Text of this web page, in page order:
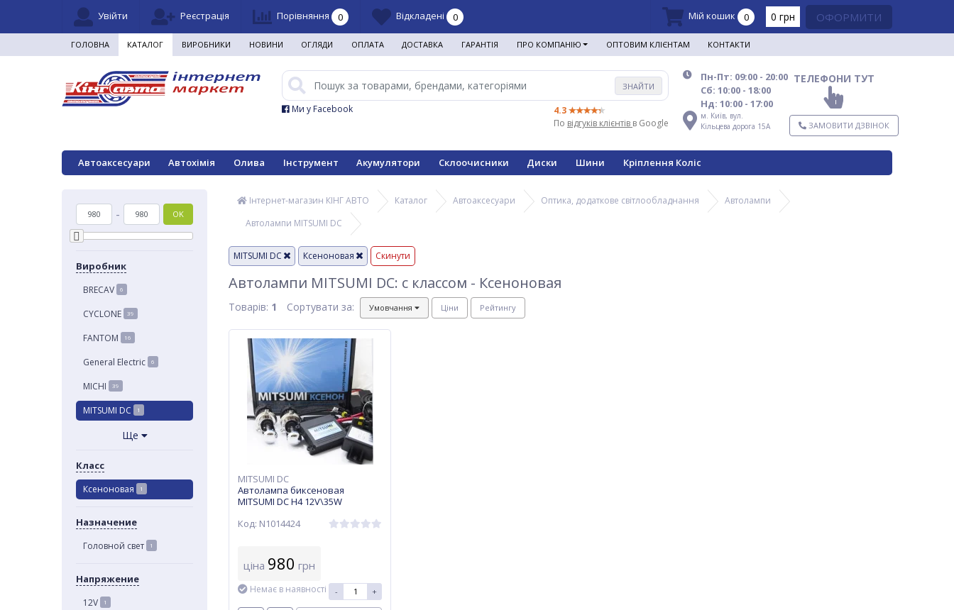
Увійти Реєстрація Порівняння 0 Відкладені 0 Мій кошик 0 0 грн ОФОРМИТИ
ГОЛОВНА КАТАЛОГ ВИРОБНИКИ НОВИНИ ОГЛЯДИ ОПЛАТА ДОСТАВКА ГАРАНТІЯ ПРО КОМПАНІЮ ОПТОВИМ КЛІЄНТАМ КОНТАКТИ
ЗНАЙТИ
4.3
По відгуків клієнтів в Google
Ми у Facebook
Пн-Пт: 09:00 - 20:00
Сб: 10:00 - 18:00
Нд: 10:00 - 17:00
м. Київ, вул.
Кільцева дорога 15А
ТЕЛЕФОНИ ТУТ
ЗАМОВИТИ ДЗВІНОК
Автоаксесуари Автохімія Олива Інструмент Акумулятори Склоочисники Диски Шини Кріплення Коліс
- OK
Виробник
BRECAV 6
CYCLONE 39
FANTOM 16
General Electric 6
MICHI 39
MITSUMI DC 1
Ще
Класс
Ксеноновая 1
Назначение
Головной свет 1
Напряжение
12V 1
Інтернет-магазин КІНГ АВТО Каталог Автоаксесуари Оптика, додаткове світлообладнання
Автолампи
Автолампи MITSUMI DC
MITSUMI DC Ксеноновая Скинути
Автолампи MITSUMI DC: с классом - Ксеноновая
Товарів: 1 Сортувати за: Умовчання Ціни Рейтингу
MITSUMI DC
Автолампа биксеновая
MITSUMI DC H4 12V\35W
Код: N1014424
ціна 980 грн
Немає в наявності - +